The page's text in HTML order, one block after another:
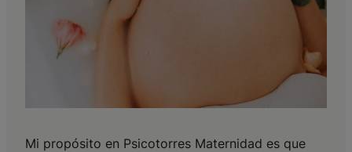
Mi propósito en Psicotorres Maternidad es que